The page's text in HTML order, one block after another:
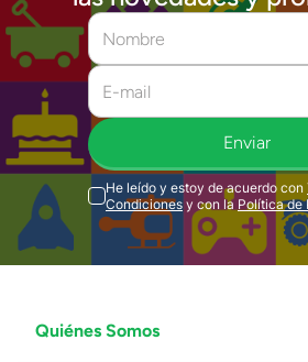
Enviar
He leído y estoy de acuerdo con
Condiciones y con la Política de
Quiénes Somos